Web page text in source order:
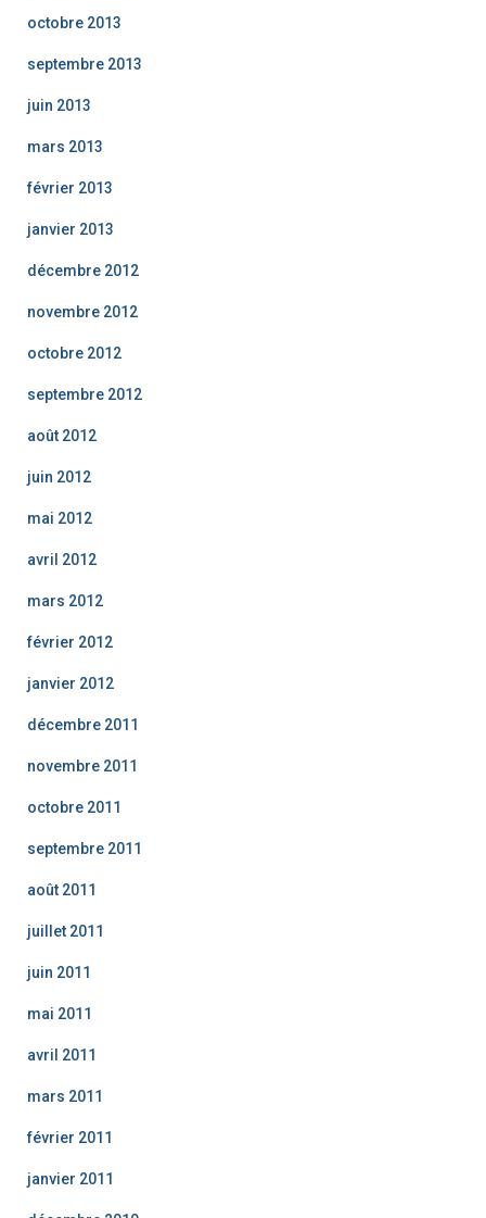
octobre 2013
septembre 2013
juin 2013
mars 2013
février 2013
janvier 2013
décembre 2012
novembre 2012
octobre 2012
septembre 2012
août 2012
juin 2012
mai 2012
avril 2012
mars 2012
février 2012
janvier 2012
décembre 2011
novembre 2011
octobre 2011
septembre 2011
août 2011
juillet 2011
juin 2011
mai 2011
avril 2011
mars 2011
février 2011
janvier 2011